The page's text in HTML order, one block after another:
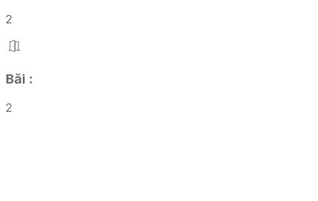
2
Băi :
2